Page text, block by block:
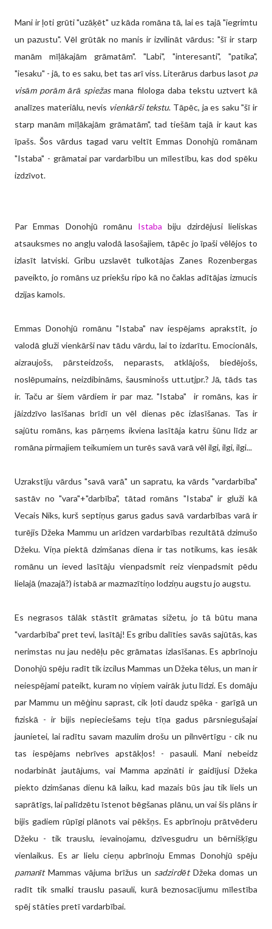
Mani ir ļoti grūti "uzāķēt" uz kāda romāna tā, lai es tajā "iegrimtu
un pazustu". Vēl grūtāk no manis ir izvilināt vārdus: "šī ir starp
manām mīļākajām grāmatām". "Labi", "interesanti", "patika",
"iesaku" - jā, to es saku, bet tas arī viss. Literārus darbus lasot pa
visām porām ārā spiežasmana filologa daba tekstu uztvert kā
analīzes materiālu, nevis vienkārši tekstu. Tāpēc, ja es saku "šī ir
starp manām mīļākajām grāmatām", tad tiešām tajā ir kaut kas
īpašs. Šos vārdus tagad varu veltīt Emmas Donohjū romānam
"Istaba" - grāmatai par vardarbību un mīlestību, kas dod spēku
izdzīvot.
Par Emmas Donohjū romānu Istaba biju dzirdējusi lieliskas
atsauksmes no angļu valodā lasošajiem, tāpēc jo īpaši vēlējos to
izlasīt latviski. Gribu uzslavēt tulkotājas Zanes Rozenbergas
paveikto, jo romāns uz priekšu ripo kā no čaklas adītājas izmucis
dzijas kamols.
Emmas Donohjū romānu "Istaba" nav iespējams aprakstīt, jo
valodā gluži vienkārši nav tādu vārdu, lai to izdarītu. Emocionāls,
aizraujošs, pārsteidzošs, neparasts, atklājošs, biedējošs,
noslēpumains, neizdibināms, šausminošs utt.utjpr.? Jā, tāds tas
ir. Taču ar šiem vārdiem ir par maz. "Istaba" ir romāns, kas ir
jāizdzīvo lasīšanas brīdī un vēl dienas pēc izlasīšanas. Tas ir
sajūtu romāns, kas pārņems ikviena lasītāja katru šūnu līdz ar
romāna pirmajiem teikumiem un turēs savā varā vēl ilgi, ilgi, ilgi...
Uzrakstīju vārdus "savā varā" un sapratu, ka vārds "vardarbība"
sastāv no "vara"+"darbība", tātad romāns "Istaba" ir gluži kā
Vecais Niks, kurš septiņus garus gadus savā vardarbības varā ir
turējis Džeka Mammu un arīdzen vardarbības rezultātā dzimušo
Džeku. Viņa piektā dzimšanas diena ir tas notikums, kas iesāk
romānu un ieved lasītāju vienpadsmit reiz vienpadsmit pēdu
lielajā (mazajā?) istabā ar mazmazītiņo lodziņu augstu jo augstu.
Es negrasos tālāk stāstīt grāmatas sižetu, jo tā būtu mana
"vardarbība" pret tevi, lasītāj! Es gribu dalīties savās sajūtās, kas
nerimstas nu jau nedēļu pēc grāmatas izlasīšanas. Es apbrīnoju
Donohjū spēju radīt tik izcilus Mammas un Džeka tēlus, un man ir
neiespējami pateikt, kuram no viņiem vairāk jutu līdzi. Es domāju
par Mammu un mēģinu saprast, cik ļoti daudz spēka - garīgā un
fiziskā - ir bijis nepieciešams teju tīņa gadus pārsniegušajai
jaunietei, lai radītu savam mazulim drošu un pilnvērtīgu - cik nu
tas iespējams nebrīves apstākļos! - pasauli. Mani nebeidz
nodarbināt jautājums, vai Mamma apzināti ir gaidījusi Džeka
piekto dzimšanas dienu kā laiku, kad mazais būs jau tik liels un
saprātīgs, lai palīdzētu īstenot bēgšanas plānu, un vai šis plāns ir
bijis gadiem rūpīgi plānots vai pēkšņs. Es apbrīnoju prātvēderu
Džeku - tik trauslu, ievainojamu, dzīvesgudru un bērnišķīgu
vienlaikus. Es ar lielu cieņu apbrīnoju Emmas Donohjū spēju
pamanītMammas vājuma brīžus un sadzirdētDžeka domas un
radīt tik smalki trauslu pasauli, kurā beznosacījumu mīlestība
spēj stāties pretī vardarbībai.